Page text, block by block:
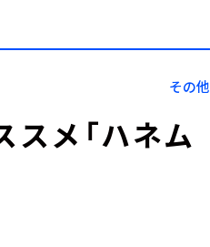
YouTube
その他
メ「ハネム